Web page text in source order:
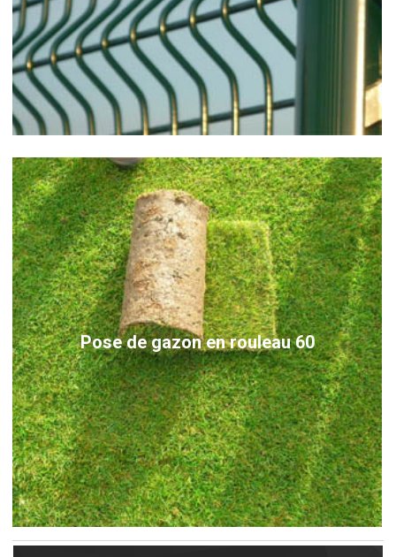
Pose de gazon en rouleau 60